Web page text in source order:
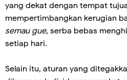
yang dekat dengan tempat
mempertimbangkan kerugian
semau gue, serba bebas
setiap hari.
Selain itu, aturan yang